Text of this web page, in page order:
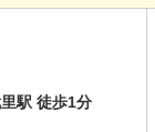
駅 徒歩1分